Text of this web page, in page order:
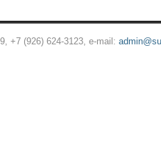
+7 (926) 624-3123, e-mail: